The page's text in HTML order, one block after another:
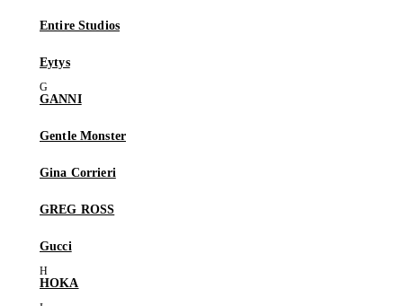
Entire Studios
Eytys
GANNI
Gentle Monster
Gina Corrieri
GREG ROSS
Gucci
HOKA